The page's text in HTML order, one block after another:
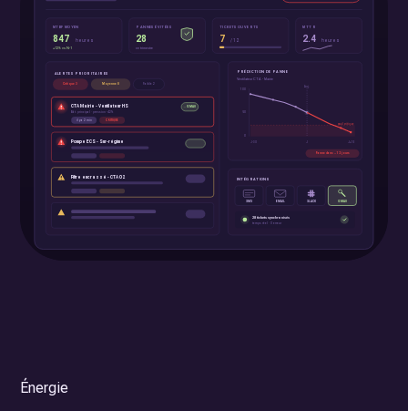
Énergie